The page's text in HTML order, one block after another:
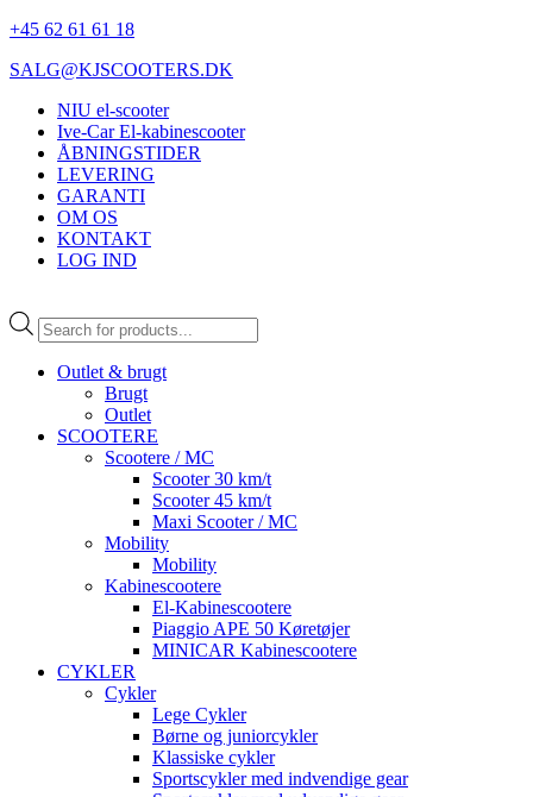
+45 62 61 61 18
SALG@KJSCOOTERS.DK
NIU el-scooter
Ive-Car El-kabinescooter
ÅBNINGSTIDER
LEVERING
GARANTI
OM OS
KONTAKT
LOG IND
Products
search
Outlet & brugt
Brugt
Outlet
SCOOTERE
Scootere / MC
Scooter 30 km/t
Scooter 45 km/t
Maxi Scooter / MC
Mobility
Mobility
Kabinescootere
El-Kabinescootere
Piaggio APE 50 Køretøjer
MINICAR Kabinescootere
CYKLER
Cykler
Lege Cykler
Børne og juniorcykler
Klassiske cykler
Sportscykler med indvendige gear